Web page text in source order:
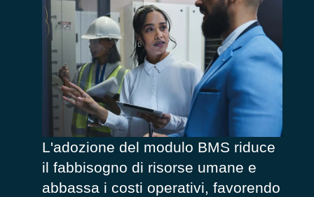
L'adozione del modulo BMS riduce
il fabbisogno di risorse umane e
abbassa i costi operativi, favorendo